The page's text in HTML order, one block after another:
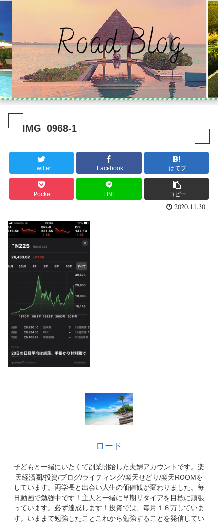
IMG_0968-1
Twitter Facebook はてブ
Pocket LINE コピー
2020.11.30
ロード
子どもと一緒にいたくて副業開始した夫婦アカウントです。楽
天経済圏/投資/ブログ/ライティング/楽天せどり/楽天ROOMを
しています。両学長と出会い人生の価値観が変わりました。毎
日動画で勉強中です！主人と一緒に早期リタイアを目標に頑張
っています。必ず達成します！投資では、毎月１６万していま
す。いままで勉強したことこれから勉強することを発信してい